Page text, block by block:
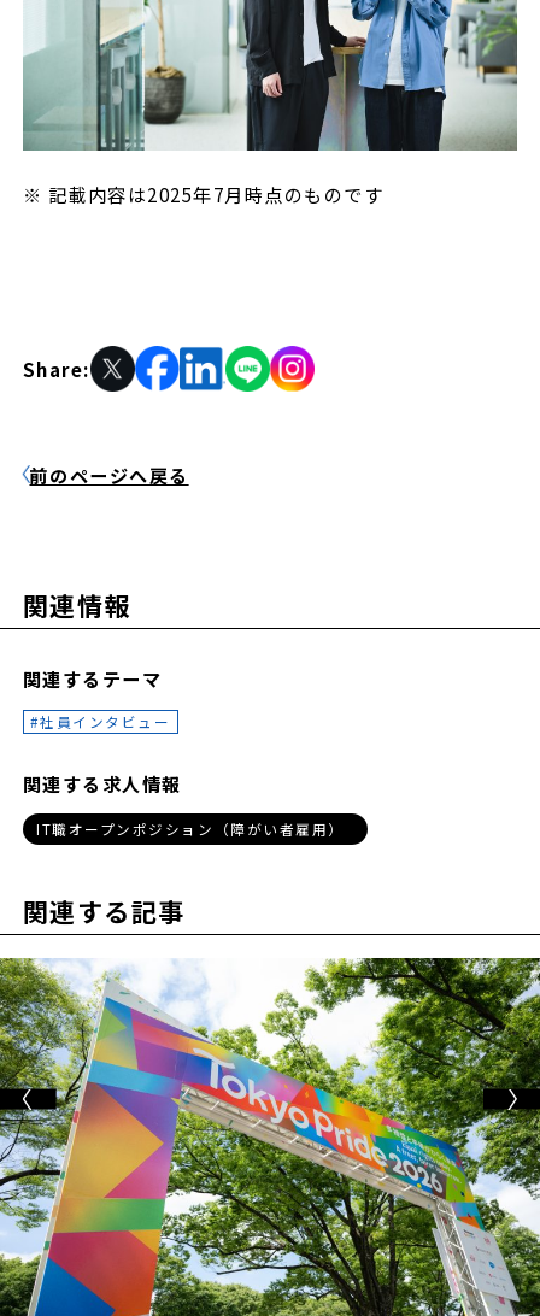
※ 記載内容は2025年7月時点のものです
Share:
前のページへ戻る
関連情報
関連するテーマ
社員インタビュー
関連する求人情報
IT職オープンポジション（障がい者雇用）
関連する記事